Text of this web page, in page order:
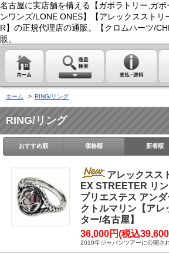
名古屋に実店舗を構える【ガボラトリー,ガ
ンワンズ/LONE ONES】【アレックスストリ
R】の正規代理店の通販。【クロムハーツ/
販。
ホーム > RING/リング
RING/リング
おすすめ順 価格順 新着順
アレックスス
EX STREETER リ
プリエステス アン
クトルマリン【アレ
ター/名古屋】
36,000円(税込
2019年ジャパンツアーに公開さ